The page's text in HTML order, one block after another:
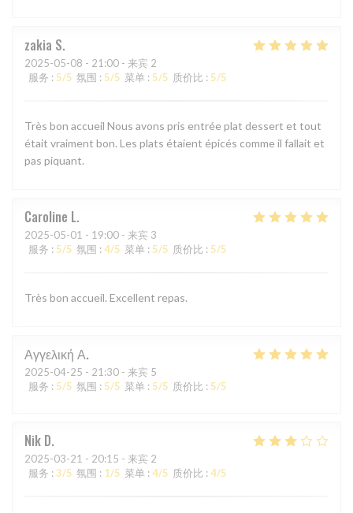
zakia S
2025-05-08 - 21:00 - 来宾 2
服务 : 5/5 氛围 : 5/5 菜单 : 5/5 质价比 : 5/5
Très bon accueil Nous avons pris entrée plat dessert et tout
était vraiment bon. Les plats étaient épicés comme il fallait et
pas piquant.
Caroline L
2025-05-01 - 19:00 - 来宾 3
服务 : 5/5 氛围 : 4/5 菜单 : 5/5 质价比 : 5/5
Très bon accueil. Excellent repas.
Αγγελική Α
2025-04-25 - 21:30 - 来宾 5
服务 : 5/5 氛围 : 5/5 菜单 : 5/5 质价比 : 5/5
Nik D
2025-03-21 - 20:15 - 来宾 2
服务 : 3/5 氛围 : 1/5 菜单 : 4/5 质价比 : 4/5